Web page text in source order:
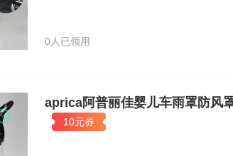
0人已领用
aprica阿普丽佳婴儿车雨罩防风
10元券